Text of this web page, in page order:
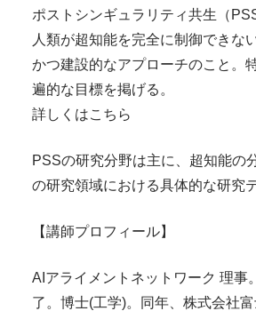
ポストシンギュラリティ共生（
人類が超知能を完全に制御できな
かつ建設的なアプローチのこと。
遍的な目標を掲げる。
詳しくはこちら
PSSの研究分野は主に、超知能の
の研究領域における具体的な研究
【講師プロフィール】
AIアライメントネットワーク 理事
了。博士(工学)。同年、株式会社